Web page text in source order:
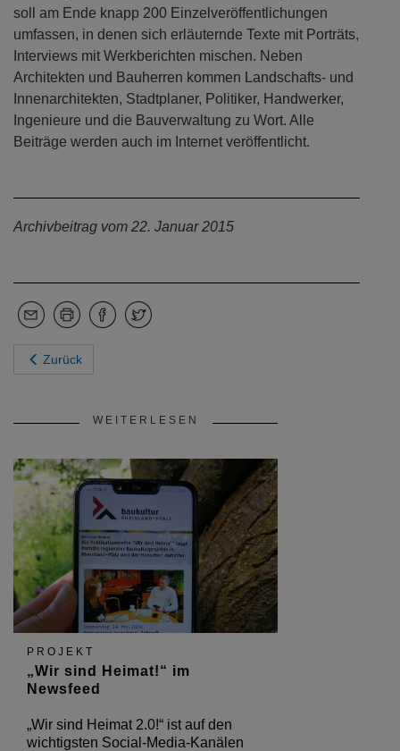
soll am Ende knapp 200 Einzelveröffentlichungen
umfassen, in denen sich erläuternde Texte mit Porträts,
Interviews mit Werkberichten mischen. Neben
Architekten und Bauherren kommen Landschafts- und
Innenarchitekten, Stadtplaner, Politiker, Handwerker,
Ingenieure und die Bauverwaltung zu Wort. Alle
Beiträge werden auch im Internet veröffentlicht.
Archivbeitrag vom 22. Januar 2015
Zurück
WEITERLESEN
PROJEKT
„Wir sind Heimat!“ im
Newsfeed
„Wir sind Heimat 2.0!“ ist auf den
wichtigsten Social-Media-Kanälen